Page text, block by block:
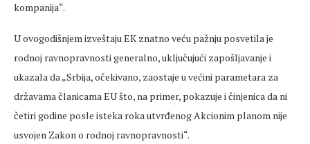
kompanija“.
U ovogodišnjem izveštaju EK znatno veću pažnju posvetila je
rodnoj ravnopravnosti generalno, uključujući zapošljavanje i
ukazala da „Srbija, očekivano, zaostaje u većini parametara za
državama članicama EU što, na primer, pokazuje i činjenica da ni
četiri godine posle isteka roka utvrđenog Akcionim planom nije
usvojen Zakon o rodnoj ravnopravnosti“.